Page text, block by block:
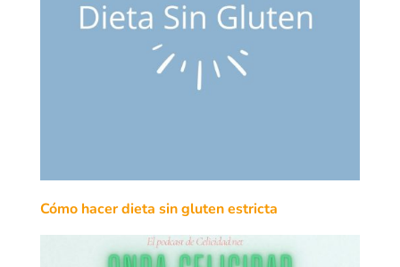
Cómo hacer dieta sin gluten estricta